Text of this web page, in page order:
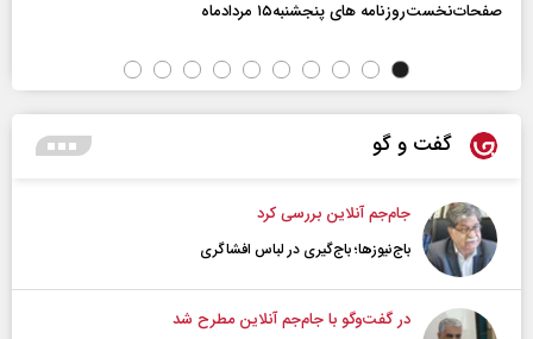
صفحات‌نخست‌روزنامه ها‌ی پنجشنبه‌۱۵ مردادماه
گفت و گو
جام‌جم آنلاین بررسی کرد
باج‌نیوزها؛ باج‌گیری در لباس افشاگری
در گفت‌و‌گو با جام‌جم آنلاین مطرح شد